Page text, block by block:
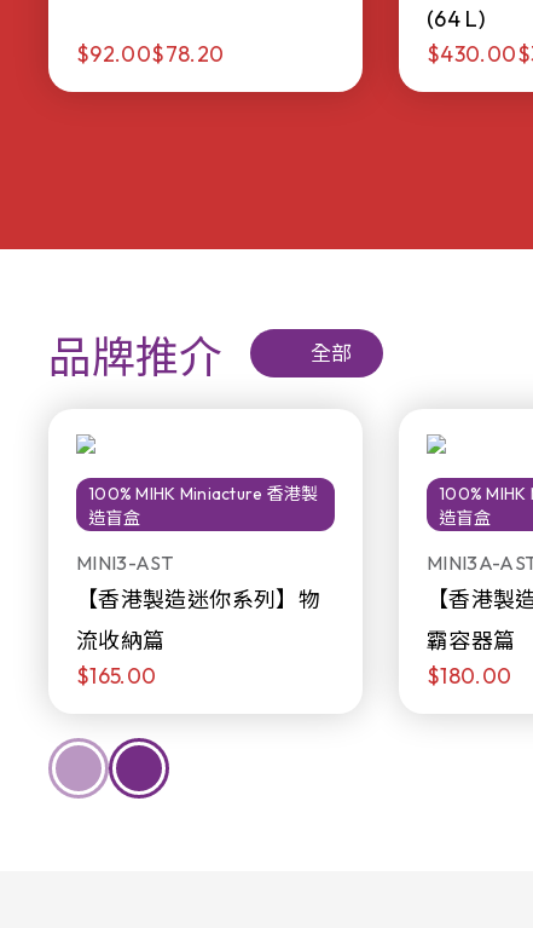
$92.00$78.20
(64 L)
$430.00
品牌推介 全部
100% MIHK Miniacture 香港製
造盲盒
MINI3-AST
【香港製造迷你系列】物
流收納篇
$165.00
100%
造盲盒
MINI3A-
【香港製
霸容器篇
$180.00